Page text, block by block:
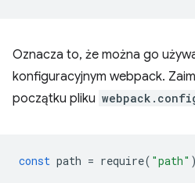
Oznacza to, że można go
konfiguracyjnym webpack.
początku pliku
const path = require( "path"